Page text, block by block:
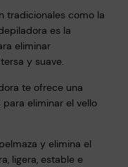
tradicionales como la
es la
eliminar
y suave.
te ofrece una
eliminar el vello
y elimina el
ligera, estable e